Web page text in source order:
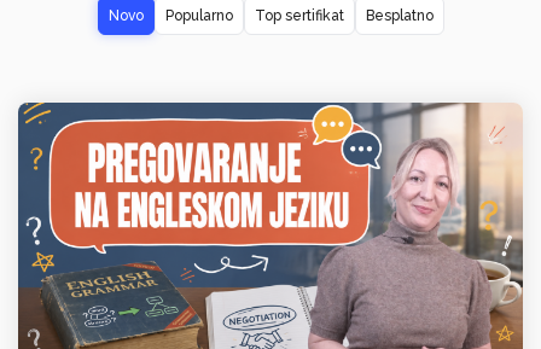
Novo Popularno Top sertifikat Besplatno